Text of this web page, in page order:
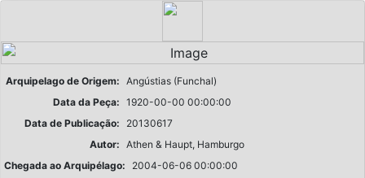
Arquipelago de Origem: Angústias (Funchal)
Data da Peça: 1920-00-00 00:00:00
Data de Publicação:
20130617
Autor: Athen & Haupt, Hamburgo
Chegada ao Arquipélago:
2004-06-06 00:00:00